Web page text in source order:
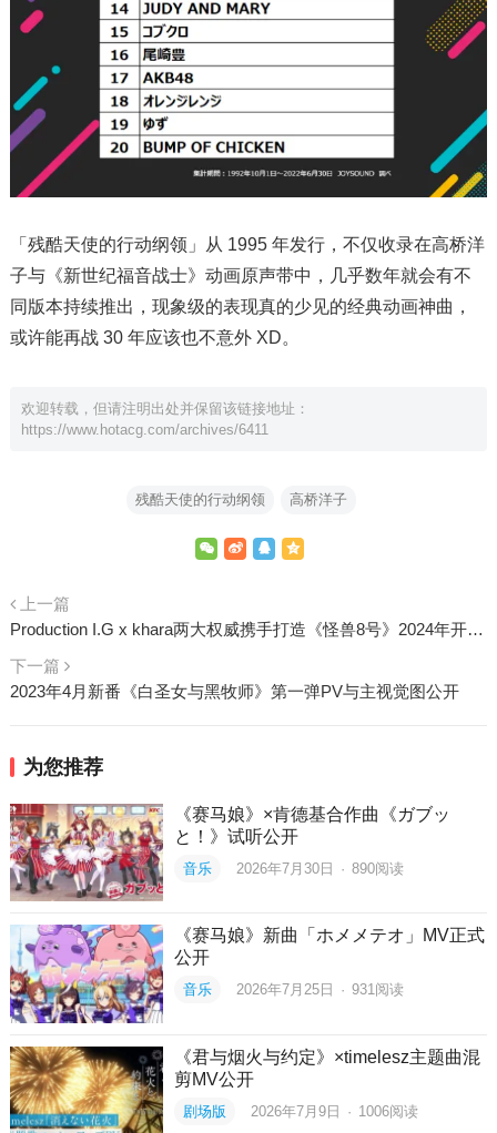
「残酷天使的行动纲领」从 1995 年发行，不仅收录在高桥洋
子与《新世纪福音战士》动画原声带中，几乎数年就会有不
同版本持续推出，现象级的表现真的少见的经典动画神曲，
或许能再战 30 年应该也不意外 XD。
欢迎转载，但请注明出处并保留该链接地址：
https://www.hotacg.com/archives/6411
残酷天使的行动纲领 高桥洋子
上一篇
Production I.G x khara两大权威携手打造《怪兽8号》2024年开播，官方公开前导PV
下一篇
2023年4月新番《白圣女与黑牧师》第一弹PV与主视觉图公开
为您推荐
《赛马娘》×肯德基合作曲《ガブッ
と！》试听公开
音乐 2026年7月30日 · 890阅读
《赛马娘》新曲「ホメメテオ」MV正式
公开
音乐 2026年7月25日 · 931阅读
《君与烟火与约定》×timelesz主题曲混
剪MV公开
剧场版 2026年7月9日 · 1006阅读